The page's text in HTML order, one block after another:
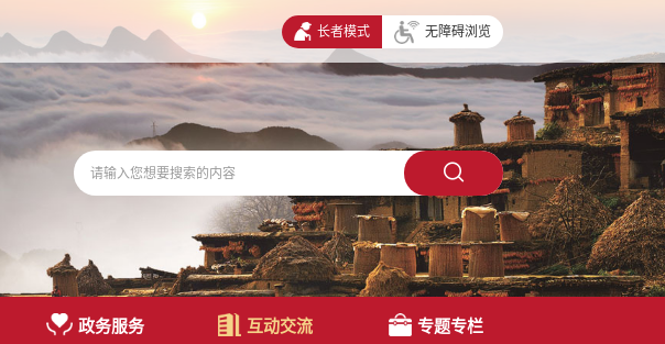
长者模式 无障碍浏览
政务服务 互动交流 专题专栏